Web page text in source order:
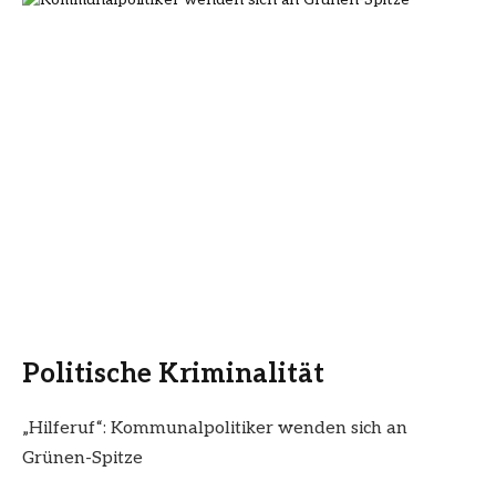
Politische Kriminalität
„Hilferuf“: Kommunalpolitiker wenden sich an
Grünen-Spitze